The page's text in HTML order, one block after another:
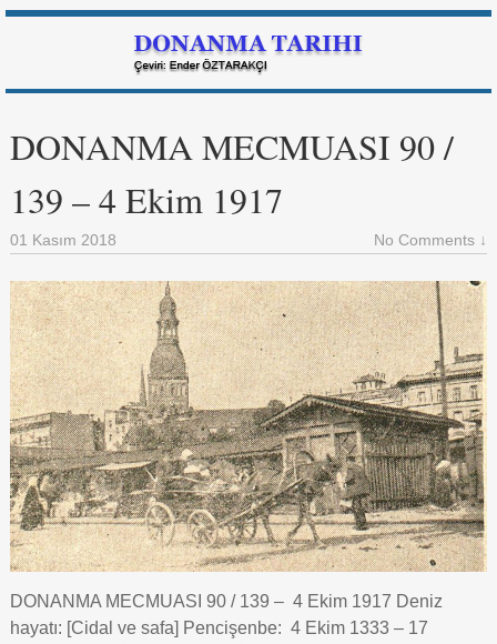
DONANMA MECMUASI 90 /
139 – 4 Ekim 1917
01 Kasım 2018 No Comments ↓
DONANMA MECMUASI 90 / 139 – 4 Ekim 1917 Deniz
hayatı: [Cidal ve safa] Pencişenbe: 4 Ekim 1333 – 17